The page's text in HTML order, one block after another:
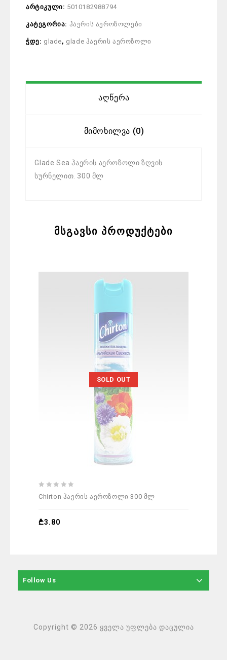
არტიკული: 5010182988794
კატეგორია: ჰაერის აეროზოლები
ჭდე: glade, glade ჰაერის აეროზოლი
Აღწერა
Მიმოხილვა (0)
Glade Sea ჰაერის აეროზოლი ზღვის
სურნელით. 300 მლ
მსგავსი პროდუქტები
SOLD OUT
5
Chirton ჰაერის აეროზოლი 300 მლ
₾3.80
Follow Us
Copyright © 2026 ყველა უფლება დაცულია